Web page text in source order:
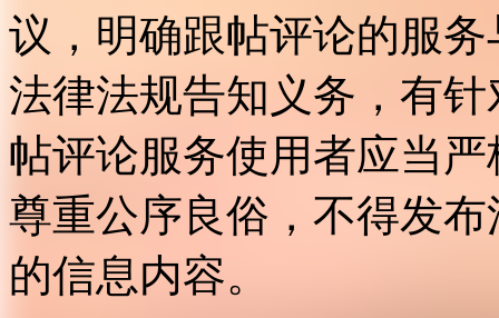
议，明确跟帖评论的服
法律法规告知义务，有
帖评论服务使用者应当
尊重公序良俗，不得发
的信息内容。